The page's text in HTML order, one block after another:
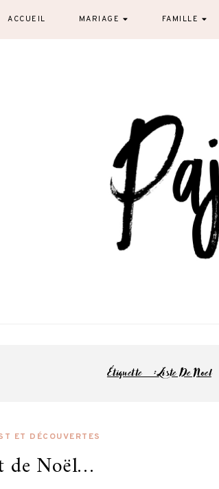
ACCUEIL MARIAGE FAMILLE
Pajamas
Étiquette :Liste De Noel
ET DÉCOUVERTES
de Noël…